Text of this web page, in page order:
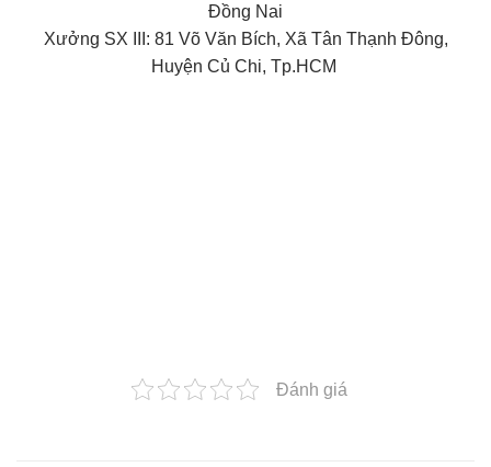
Đồng Nai
Xưởng SX III: 81 Võ Văn Bích, Xã Tân Thạnh Đông,
Huyện Củ Chi, Tp.HCM
Đánh giá